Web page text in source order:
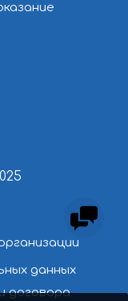
данных
договора